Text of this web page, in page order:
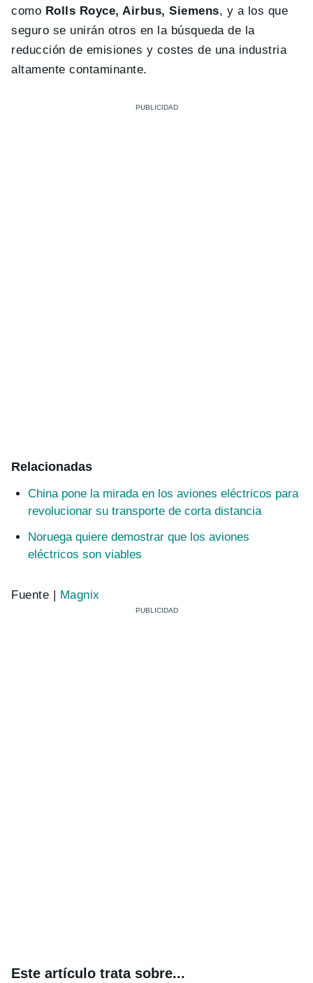
como Rolls Royce, Airbus, Siemens, y a los que
seguro se unirán otros en la búsqueda de la
reducción de emisiones y costes de una industria
altamente contaminante.
Relacionadas
China pone la mirada en los aviones eléctricos para
revolucionar su transporte de corta distancia
Noruega quiere demostrar que los aviones
eléctricos son viables
Fuente | Magnix
Este artículo trata sobre...